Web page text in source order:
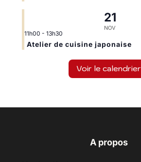
21
NOV
11h00 - 13h30
Atelier de cuisine japonaise
Voir le calendrier
A propos